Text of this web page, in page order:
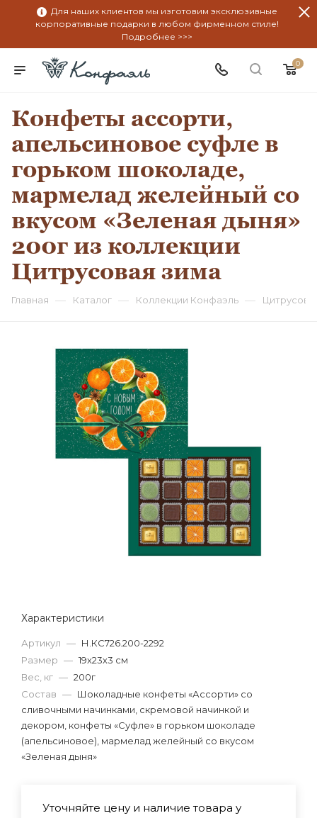
Для наших клиентов мы изготовим эксклюзивные
корпоративные подарки в любом фирменном стиле!
Подробнее >>>
0
Конфеты ассорти,
апельсиновое суфле в
горьком шоколаде,
мармелад желейный со
вкусом «Зеленая дыня»
200г из коллекции
Цитрусовая зима
Главная — Каталог — Коллекции Конфаэль —
Характеристики
Артикул — Н.КС726.200-2292
Размер — 19х23х3 см
Вес, кг — 200г
Состав — Шоколадные конфеты «Ассорти» со
сливочными начинками, скремовой начинкой и
декором, конфеты «Суфле» в горьком шоколаде
(апельсиновое), мармелад желейный со вкусом
«Зеленая дыня»
Уточняйте цену и наличие товара у